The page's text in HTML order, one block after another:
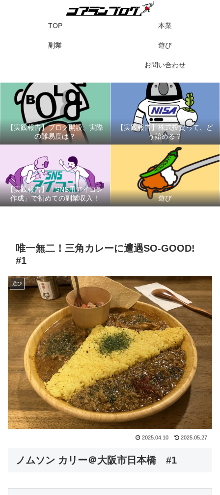
TOP 本業
副業 遊び
お問い合わせ
【実践報告】ブログ開設、実際
の難易度は？
【実践報告】株式投資って、ど
う始める？
【実践報告】「SNS用アイコン
作成」で初めての副業収入！
遊び
唯一無二！三角カレーに遭遇SO-GOOD!
#1
遊び
2025.04.10 2025.05.27
ノムソン カリー＠大阪市日本橋 #1